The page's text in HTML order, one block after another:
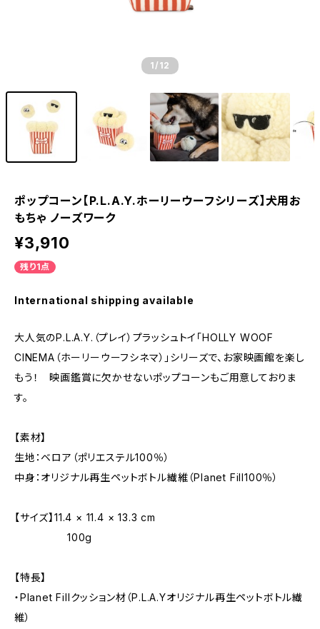
1 /12
ポップコーン【P.L.A.Y.ホーリーウーフシリーズ】犬用お
もちゃ ノーズワーク
¥3,910
残り1点
International shipping available
大人気のP.L.A.Y.（プレイ）プラッシュトイ「HOLLY WOOF
CINEMA（ホーリーウーフシネマ）」シリーズで、お家映画館を楽し
もう！ 映画鑑賞に欠かせないポップコーンもご用意しておりま
す。
【素材】
生地：ベロア（ポリエステル100％）
中身：オリジナル再生ペットボトル繊維（Planet Fill100％）
【サイズ】11.4 × 11.4 × 13.3 cm
100g
【特長】
・Planet Fillクッション材（P.L.A.Yオリジナル再生ペットボトル繊
維）